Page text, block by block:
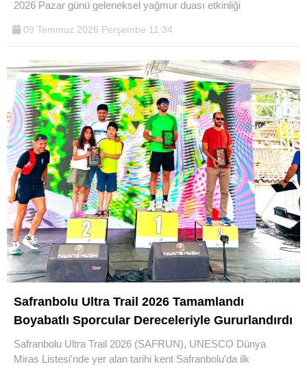
2026 Pazar günü geleneksel yağmur duası etkinliği
09 Temmuz 2026 Perşembe 11:34
Safranbolu Ultra Trail 2026 Tamamlandı
Boyabatlı Sporcular Dereceleriyle Gururlandırdı
Safranbolu Ultra Trail 2026 (SAFRUN), UNESCO Dünya
Miras Listesi'nde yer alan tarihi kent Safranbolu'da ilk